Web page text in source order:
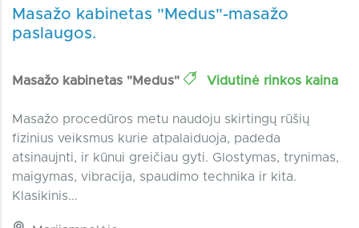
Masažo kabinetas "Medus"-masažo
paslaugos.
Masažo kabinetas "Medus" Vidutinė rinkos kaina
Masažo procedūros metu naudoju skirtingų rūšių
fizinius veiksmus kurie atpalaiduoja, padeda
atsinaujnti, ir kūnui greičiau gyti. Glostymas, trynimas,
maigymas, vibracija, spaudimo technika ir kita.
Klasikinis...